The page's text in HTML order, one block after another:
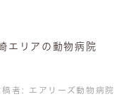
リアの動物病院
稿者: エアリーズ動物病院